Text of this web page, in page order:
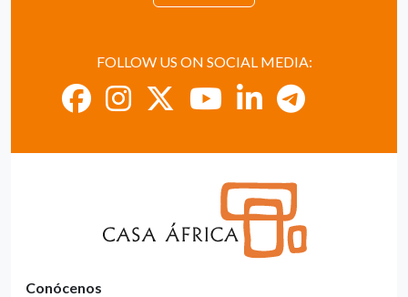
FOLLOW US ON SOCIAL MEDIA:
Conócenos